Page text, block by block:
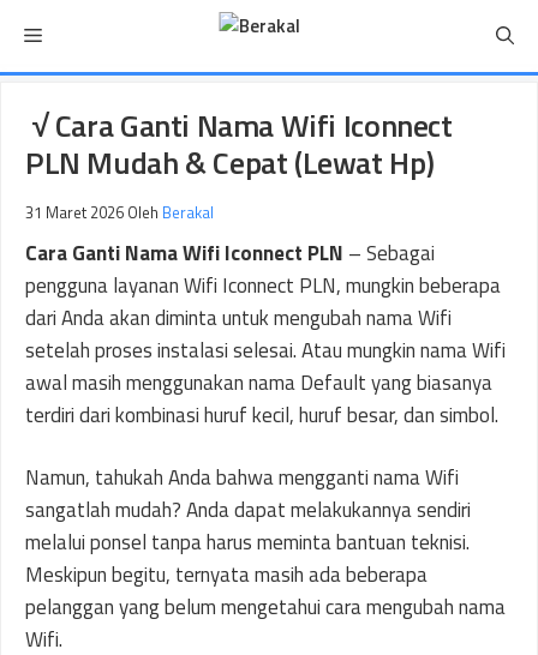
isi
Menu
√ Cara Ganti Nama Wifi Iconnect
PLN Mudah & Cepat (Lewat Hp)
31 Maret 2026 Oleh Berakal
Cara Ganti Nama Wifi Iconnect PLN – Sebagai
pengguna layanan Wifi Iconnect PLN, mungkin beberapa
dari Anda akan diminta untuk mengubah nama Wifi
setelah proses instalasi selesai. Atau mungkin nama Wifi
awal masih menggunakan nama Default yang biasanya
terdiri dari kombinasi huruf kecil, huruf besar, dan simbol.
Namun, tahukah Anda bahwa mengganti nama Wifi
sangatlah mudah? Anda dapat melakukannya sendiri
melalui ponsel tanpa harus meminta bantuan teknisi.
Meskipun begitu, ternyata masih ada beberapa
pelanggan yang belum mengetahui cara mengubah nama
Wifi.